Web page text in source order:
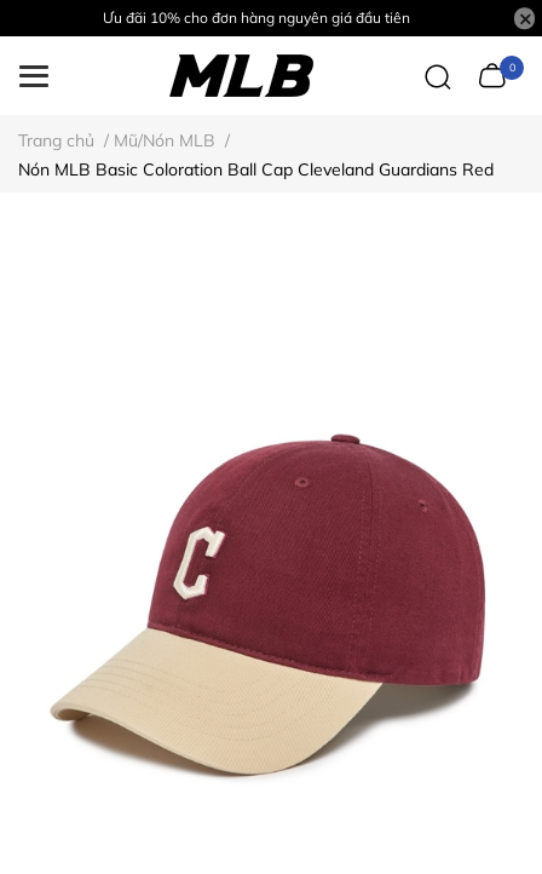
Ưu đãi 10% cho đơn hàng nguyên giá đầu tiên
0
Trang chủ / Mũ/Nón MLB /
Nón MLB Basic Coloration Ball Cap Cleveland Guardians Red